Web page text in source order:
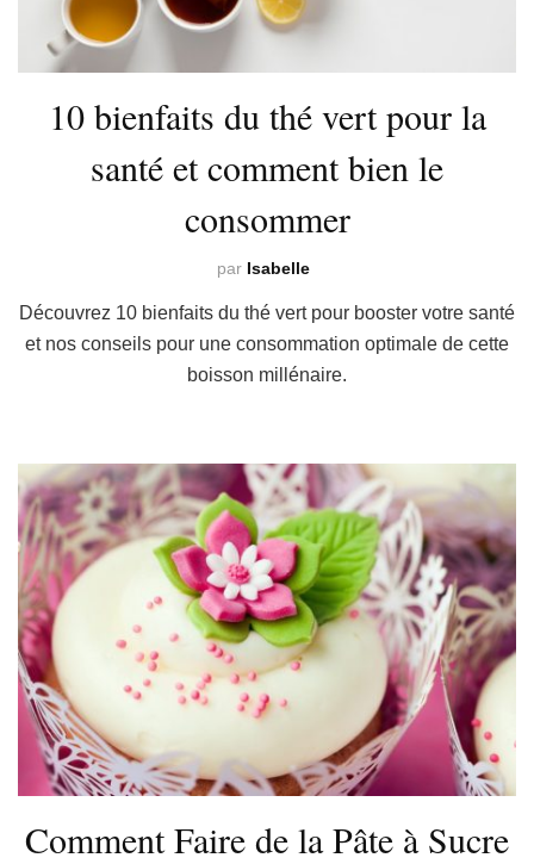
10 bienfaits du thé vert pour la
santé et comment bien le
consommer
par Isabelle
Découvrez 10 bienfaits du thé vert pour booster votre santé
et nos conseils pour une consommation optimale de cette
boisson millénaire.
Comment Faire de la Pâte à Sucre